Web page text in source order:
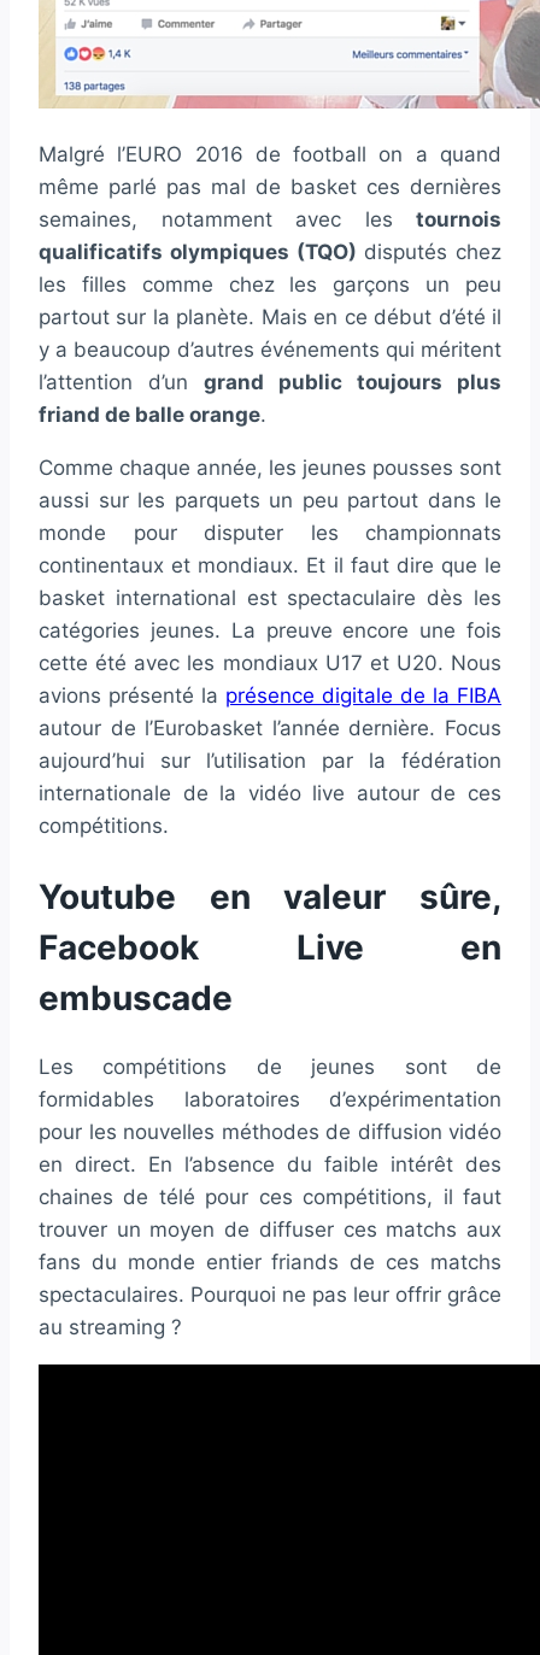
Malgré l’EURO 2016 de football on a quand
même parlé pas mal de basket ces dernières
semaines, notamment avec les tournois
qualificatifs olympiques (TQO) disputés chez
les filles comme chez les garçons un peu
partout sur la planète. Mais en ce début d’été il
y a beaucoup d’autres événements qui méritent
l’attention d’un grand public toujours plus
friand de balle orange.
Comme chaque année, les jeunes pousses sont
aussi sur les parquets un peu partout dans le
monde pour disputer les championnats
continentaux et mondiaux. Et il faut dire que le
basket international est spectaculaire dès les
catégories jeunes. La preuve encore une fois
cette été avec les mondiaux U17 et U20. Nous
avions présenté la présence digitale de la FIBA
autour de l’Eurobasket l’année dernière. Focus
aujourd’hui sur l’utilisation par la fédération
internationale de la vidéo live autour de ces
compétitions.
Youtube en valeur sûre,
Facebook Live en
embuscade
Les compétitions de jeunes sont de
formidables laboratoires d’expérimentation
pour les nouvelles méthodes de diffusion vidéo
en direct. En l’absence du faible intérêt des
chaines de télé pour ces compétitions, il faut
trouver un moyen de diffuser ces matchs aux
fans du monde entier friands de ces matchs
spectaculaires. Pourquoi ne pas leur offrir grâce
au streaming ?